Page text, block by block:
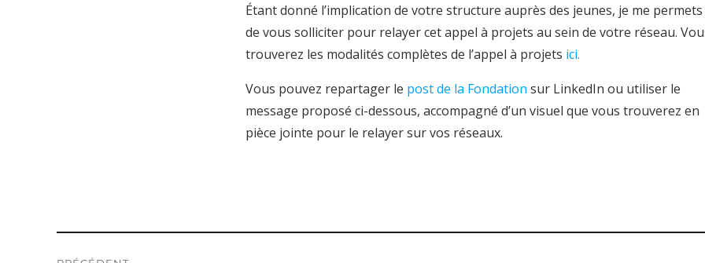
Étant donné l’implication de votre structure auprès des jeunes, je me permets
de vous solliciter pour relayer cet appel à projets au sein de votre réseau.
trouverez les modalités complètes de l’appel à projets ici.
Vous pouvez repartager le post de la Fondation sur LinkedIn ou utiliser le
message proposé ci-dessous, accompagné d’un visuel que vous trouverez en
pièce jointe pour le relayer sur vos réseaux.